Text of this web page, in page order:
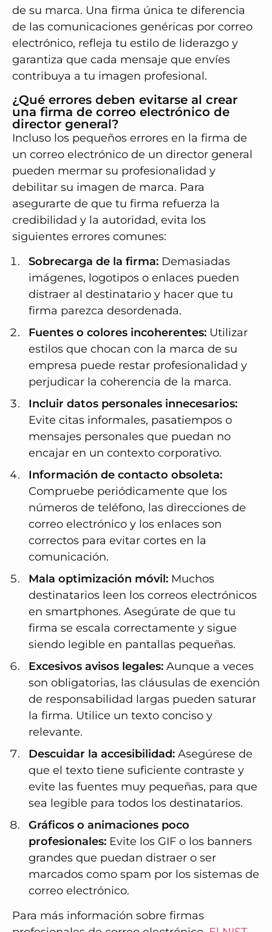
de su marca. Una firma única te diferencia
de las comunicaciones genéricas por correo
electrónico, refleja tu estilo de liderazgo y
garantiza que cada mensaje que envíes
contribuya a tu imagen profesional.
¿Qué errores deben evitarse al crear
una firma de correo electrónico de
director general?
Incluso los pequeños errores en la firma de
un correo electrónico de un director general
pueden mermar su profesionalidad y
debilitar su imagen de marca. Para
asegurarte de que tu firma refuerza la
credibilidad y la autoridad, evita los
siguientes errores comunes:
Sobrecarga de la firma: Demasiadas
imágenes, logotipos o enlaces pueden
distraer al destinatario y hacer que tu
firma parezca desordenada.
Fuentes o colores incoherentes: Utilizar
estilos que chocan con la marca de su
empresa puede restar profesionalidad y
perjudicar la coherencia de la marca.
Incluir datos personales innecesarios:
Evite citas informales, pasatiempos o
mensajes personales que puedan no
encajar en un contexto corporativo.
Información de contacto obsoleta:
Compruebe periódicamente que los
números de teléfono, las direcciones de
correo electrónico y los enlaces son
correctos para evitar cortes en la
comunicación.
Mala optimización móvil: Muchos
destinatarios leen los correos electrónicos
en smartphones. Asegúrate de que tu
firma se escala correctamente y sigue
siendo legible en pantallas pequeñas.
Excesivos avisos legales: Aunque a veces
son obligatorias, las cláusulas de exención
de responsabilidad largas pueden saturar
la firma. Utilice un texto conciso y
relevante.
Descuidar la accesibilidad: Asegúrese de
que el texto tiene suficiente contraste y
evite las fuentes muy pequeñas, para que
sea legible para todos los destinatarios.
Gráficos o animaciones poco
profesionales: Evite los GIF o los banners
grandes que puedan distraer o ser
marcados como spam por los sistemas de
correo electrónico.
Para más información sobre firmas